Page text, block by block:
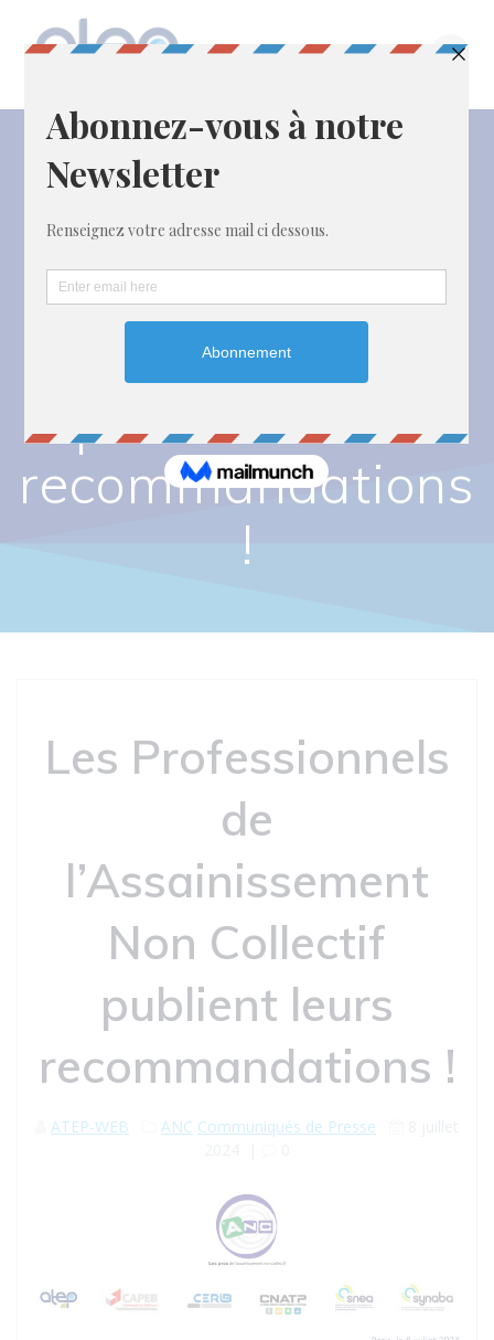
contenu
Les
Professionnels de
l’Assainissement
Non Collectif
publient leurs
recommandations
!
Les Professionnels
de
l’Assainissement
Non Collectif
publient leurs
recommandations !
ATEP-WEB ANC Communiqués de Presse